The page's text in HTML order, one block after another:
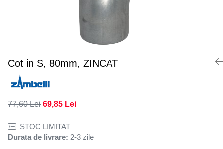
Cot in S, 80mm, ZINCAT
77,60 Lei 69,85 Lei
STOC LIMITAT
Durata de livrare: 2-3 zile